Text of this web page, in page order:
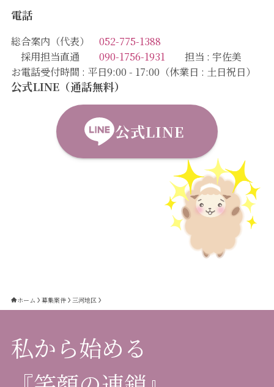
電話
総合案内（代表） 052-775-1388
採用担当直通 090-1756-1931 担当 : 宇佐美
お電話受付時間 : 平日9:00 - 17:00（休業日 : 土日祝日）
公式LINE（通話無料）
公式LINE
ホーム 募集案件 三河地区
私から始める